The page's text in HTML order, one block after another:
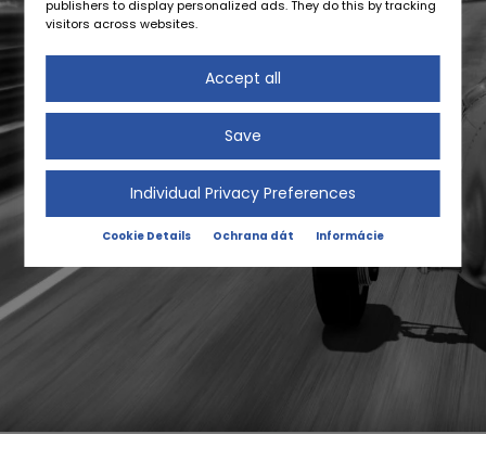
publishers to display personalized ads. They do this by tracking
visitors across websites.
Accept all
Save
Individual Privacy Preferences
Cookie Details Ochrana dát Informácie